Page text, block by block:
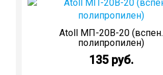
Atoll МП-20В-20 (вспен.
полипропилен)
135 руб.